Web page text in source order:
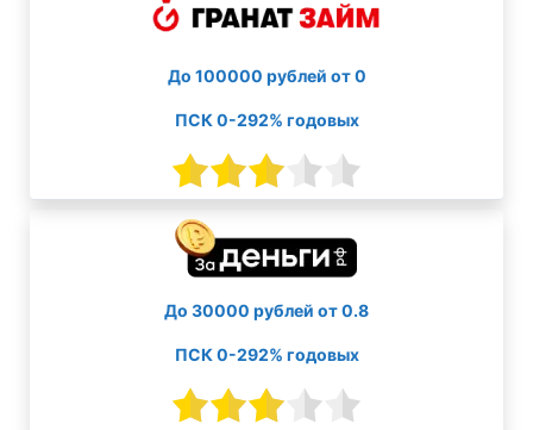
До 100000 рублей от 0
ПСК 0-292% годовых
До 30000 рублей от 0.8
ПСК 0-292% годовых